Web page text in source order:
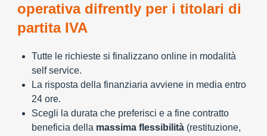
operativa difrently per i titolari di
partita IVA
Tutte le richieste si finalizzano online in modalità
self service.
La risposta della finanziaria avviene in media entro
24 ore.
Scegli la durata che preferisci e a fine contratto
beneficia della massima flessibilità (restituzione,